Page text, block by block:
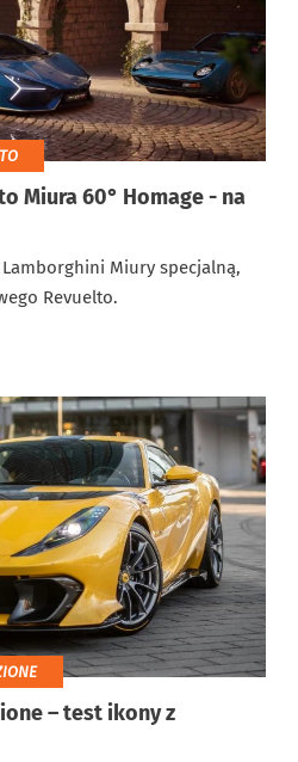
Miura 60° Homage - na
Miury specjalną,
Revuelto.
– test ikony z